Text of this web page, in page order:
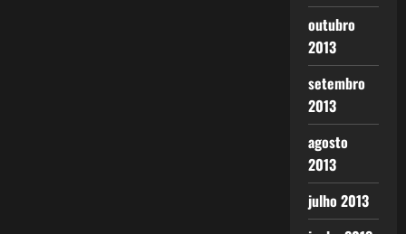
outubro
2013
setembro
2013
agosto
2013
julho 2013